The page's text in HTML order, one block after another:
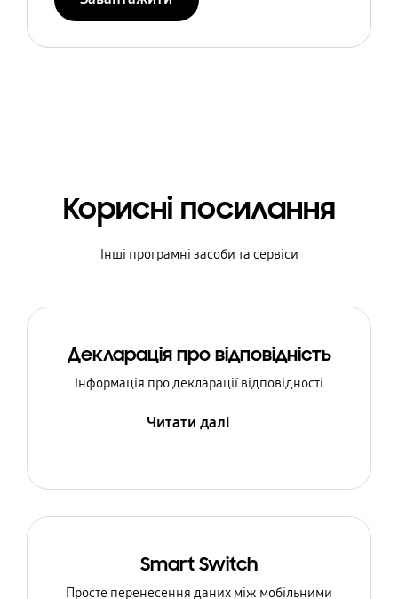
Корисні посилання
Інші програмні засоби та сервіси
Декларація про відповідність
Інформація про декларації відповідності
Читати далі
Smart Switch
Просте перенесення даних між мобільними